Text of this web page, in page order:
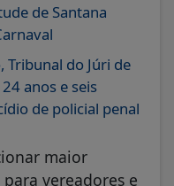
de Santana
do Júri de
anos e seis
de policial penal
maior
vereadores e